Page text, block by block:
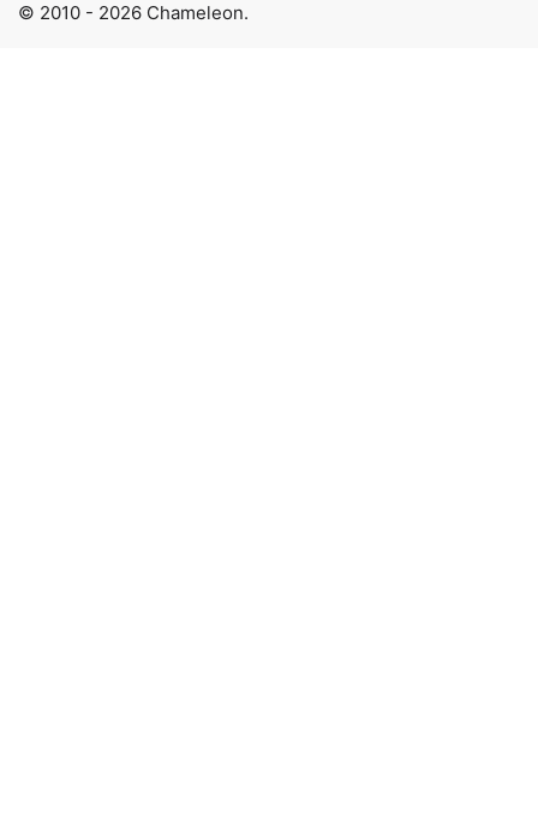
© 2010 - 2026 Chameleon.